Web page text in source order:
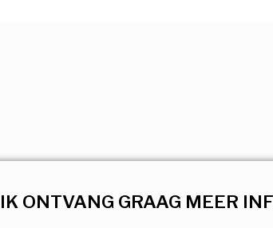
IK ONTVANG GRAAG MEER